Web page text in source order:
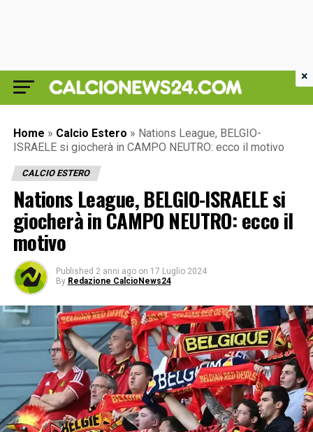
Home » Calcio Estero » Nations League, BELGIO-
ISRAELE si giocherà in CAMPO NEUTRO: ecco il motivo
CALCIO ESTERO
Nations League, BELGIO-ISRAELE si
giocherà in CAMPO NEUTRO: ecco il
motivo
Published 2 anni ago on 17 Luglio 2024
By Redazione CalcioNews24
×